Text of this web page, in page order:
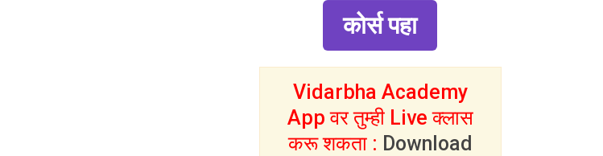
कोर्स पहा
Vidarbha Academy
App वर तुम्ही Live क्लास
करू शकता : Download